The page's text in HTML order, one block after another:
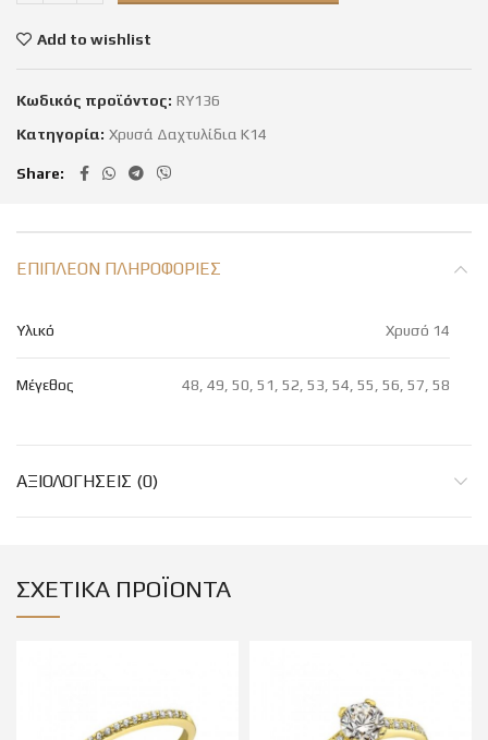
Add to wishlist
Κωδικός προϊόντος: RY136
Κατηγορία: Χρυσά Δαχτυλίδια Κ14
Share
ΕΠΙΠΛΈΟΝ ΠΛΗΡΟΦΟΡΊΕΣ
Υλικό Χρυσό 14
Μέγεθος 48, 49, 50, 51, 52, 53, 54, 55, 56, 57, 58
ΑΞΙΟΛΟΓΉΣΕΙΣ (0)
ΣΧΕΤΙΚΆ ΠΡΟΪΌΝΤΑ